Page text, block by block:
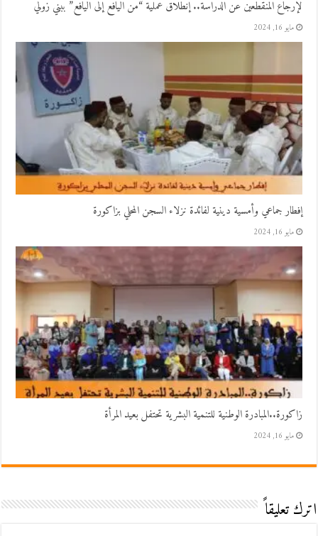
لإرجاع المنقطعين عن الدراسة.. إنطلاق عملية “من اليافع إلى اليافع” ببني زولي
مايو 16, 2024
إفطار جماعي وأمسية دينية لفائدة نزلاء السجن المحلي بزاكورة
مايو 16, 2024
زاكورة..المبادرة الوطنية للتنمية البشرية تحتفل بعيد المرأة
مايو 16, 2024
اترك تعليقاً